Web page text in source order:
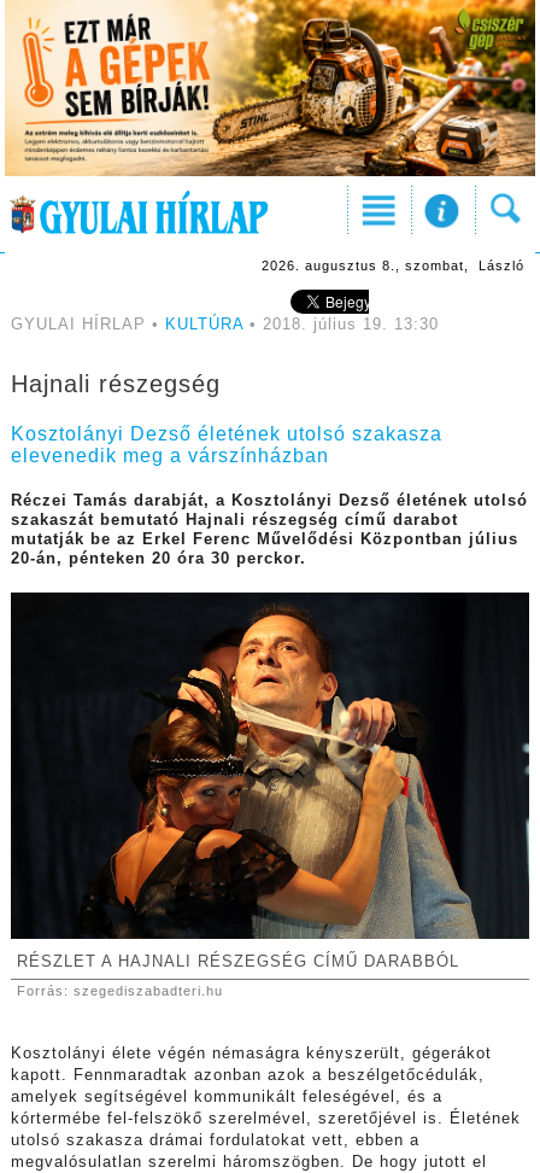
2026. augusztus 8., szombat, László
GYULAI HÍRLAP • KULTÚRA• 2018. július 19. 13:30
Hajnali részegség
Kosztolányi Dezső életének utolsó szakasza
elevenedik meg a várszínházban
Réczei Tamás darabját, a Kosztolányi Dezső életének utolsó
szakaszát bemutató Hajnali részegség című darabot
mutatják be az Erkel Ferenc Művelődési Központban július
20-án, pénteken 20 óra 30 perckor.
RÉSZLET A HAJNALI RÉSZEGSÉG CÍMŰ DARABBÓL
Forrás: szegediszabadteri.hu
Kosztolányi élete végén némaságra kényszerült, gégerákot
kapott. Fennmaradtak azonban azok a beszélgetőcédulák,
amelyek segítségével kommunikált feleségével, és a
kórtermébe fel-felszökő szerelmével, szeretőjével is. Életének
utolsó szakasza drámai fordulatokat vett, ebben a
megvalósulatlan szerelmi háromszögben. De hogy jutott el